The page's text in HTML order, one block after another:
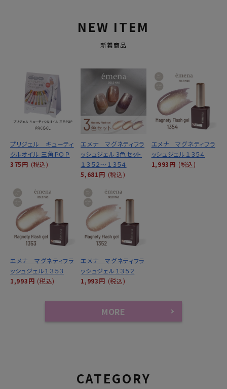
NEW ITEM
新着商品
プリジェル キューティ
クルオイル 三角ＰＯＰ
375円 (税込)
エメナ マグネティフラ
ッシュジェル３色セット
１３５２～１３５４
5,681円 (税込)
エメナ マグネティフラ
ッシュジェル１３５４
1,993円 (税込)
エメナ マグネティフラ
ッシュジェル１３５３
1,993円 (税込)
エメナ マグネティフラ
ッシュジェル１３５２
1,993円 (税込)
MORE
CATEGORY